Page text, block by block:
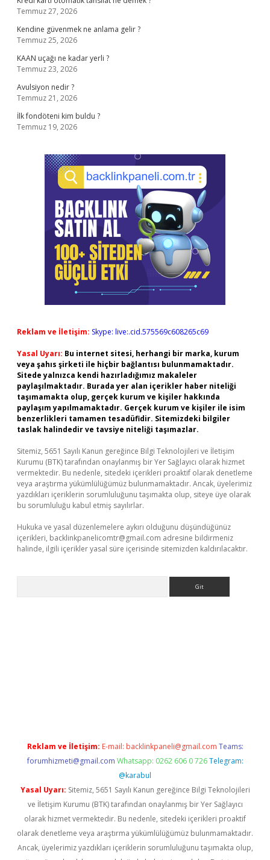
Temmuz 27, 2026
Kendine güvenmek ne anlama gelir ?
Temmuz 25, 2026
KAAN uçağı ne kadar yerli ?
Temmuz 23, 2026
Avulsiyon nedir ?
Temmuz 21, 2026
İlk fondöteni kim buldu ?
Temmuz 19, 2026
Reklam ve İletişim: Skype: live:.cid.575569c608265c69
Yasal Uyarı: Bu internet sitesi, herhangi bir marka, kurum
veya şahıs şirketi ile hiçbir bağlantısı bulunmamaktadır.
Sitede yalnızca kendi hazırladığımız makaleler
paylaşılmaktadır. Burada yer alan içerikler haber niteliği
taşımamakta olup, gerçek kurum ve kişiler hakkında
paylaşım yapılmamaktadır. Gerçek kurum ve kişiler ile isim
benzerlikleri tamamen tesadüfidir. Sitemizdeki bilgiler
taslak halindedir ve tavsiye niteliği taşımazlar.
Sitemiz, 5651 Sayılı Kanun gereğince Bilgi Teknolojileri ve İletişim
Kurumu (BTK) tarafından onaylanmış bir Yer Sağlayıcı olarak hizmet
vermektedir. Bu nedenle, sitedeki içerikleri proaktif olarak denetleme
veya araştırma yükümlülüğümüz bulunmamaktadır. Ancak, üyelerimiz
yazdıkları içeriklerin sorumluluğunu taşımakta olup, siteye üye olarak
bu sorumluluğu kabul etmiş sayılırlar.
Hukuka ve yasal düzenlemelere aykırı olduğunu düşündüğünüz
içerikleri, backlinkpanelicomtr@gmail.com adresine bildirmeniz
halinde, ilgili içerikler yasal süre içerisinde sitemizden kaldırılacaktır.
Reklam ve İletişim: E-mail: backlinkpaneli@gmail.com Teams:
forumhizmeti@gmail.com Whatsapp: 0262 606 0 726 Telegram:
@karabul
Yasal Uyarı: Sitemiz, 5651 Sayılı Kanun gereğince Bilgi Teknolojileri
ve İletişim Kurumu (BTK) tarafından onaylanmış bir Yer Sağlayıcı
olarak hizmet vermektedir. Bu nedenle, sitedeki içerikleri proaktif
olarak denetleme veya araştırma yükümlülüğümüz bulunmamaktadır.
Ancak, üyelerimiz yazdıkları içeriklerin sorumluluğunu taşımakta olup,